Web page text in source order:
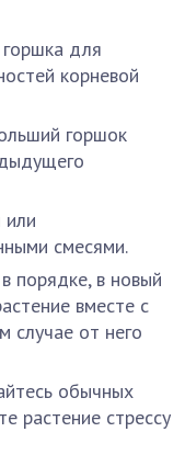
для
корневой
горшок
или
смесями.
порядке, в новый
вместе с
случае от него
обычных
растение стрессу